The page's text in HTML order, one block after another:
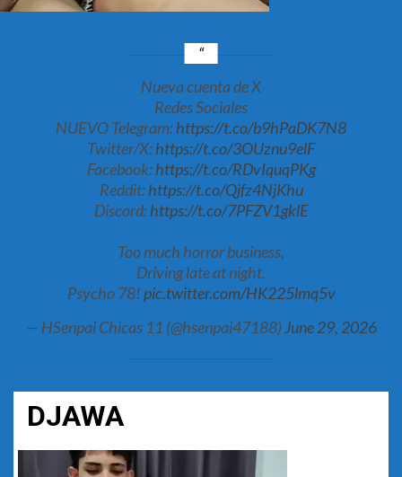
Nueva cuenta de X
Redes Sociales
NUEVO Telegram:https://t.co/b9hPaDK7N8
Twitter/X:https://t.co/3OUznu9elF
Facebook:https://t.co/RDvIquqPKg
Reddit:https://t.co/Qjfz4NjKhu
Discord:https://t.co/7PFZV1gklE
Too much horror business,
Driving late at night.
Psycho 78!pic.twitter.com/HK225lmq5v
— HSenpai Chicas 11 (@hsenpai47188) June 29, 2026
DJAWA